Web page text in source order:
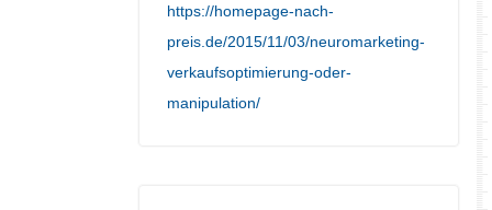
https://homepage-nach-
preis.de/2015/11/03/neuromarketing-
verkaufsoptimierung-oder-
manipulation/